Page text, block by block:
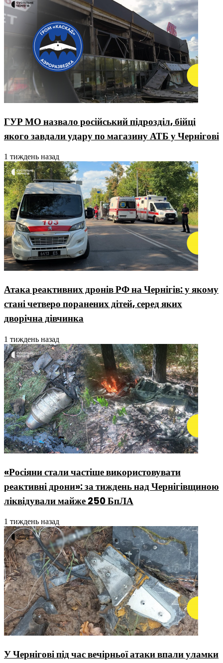
ГУР МО назвало російський підрозділ, бійці
якого завдали удару по магазину АТБ у Чернігові
1 тиждень назад
Атака реактивних дронів РФ на Чернігів: у якому
стані четверо поранених дітей, серед яких
дворічна дівчинка
1 тиждень назад
«Росіяни стали частіше використовувати
реактивні дрони»: за тиждень над Чернігівщиною
ліквідували майже 250 БпЛА
1 тиждень назад
У Чернігові під час вечірньої атаки впали уламки